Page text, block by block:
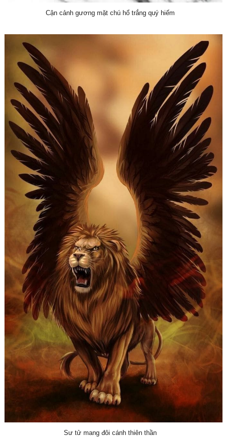
Cận cảnh gương mặt chú hổ trắng quý hiếm
Sư tử mang đôi cánh thiên thần